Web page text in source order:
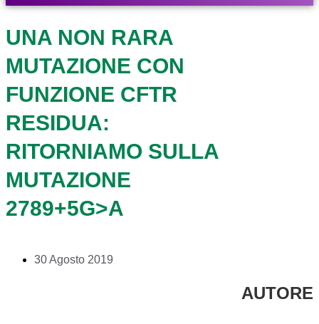
UNA NON RARA
MUTAZIONE CON
FUNZIONE CFTR
RESIDUA:
RITORNIAMO SULLA
MUTAZIONE
2789+5G>A
30 Agosto 2019
AUTORE